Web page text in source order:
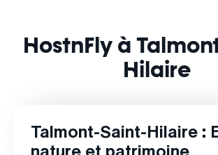
HostnFly à
Hilaire
Talmont-Saint-Hilaire :
nature et patrimoine